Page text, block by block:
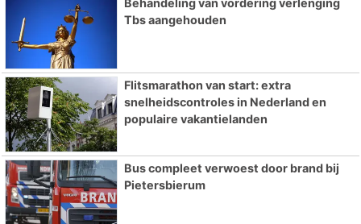
Tbs aangehouden
Flitsmarathon van start: extra
snelheidscontroles in Nederland en
populaire vakantielanden
Bus compleet verwoest door brand bij
Pietersbierum